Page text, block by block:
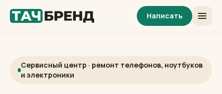
Написать
Сервисный центр · ремонт телефонов, ноутбуков
и электроники